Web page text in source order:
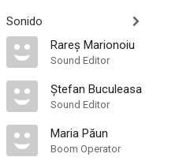
Sonido
Rareș Marionoiu
Sound Editor
Ștefan Buculeasa
Sound Editor
Maria Păun
Boom Operator